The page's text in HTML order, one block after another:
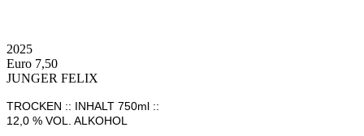
2025
Euro 7,50
JUNGER FELIX
TROCKEN :: INHALT 750ml ::
12,0 % VOL.
ALKOHOL